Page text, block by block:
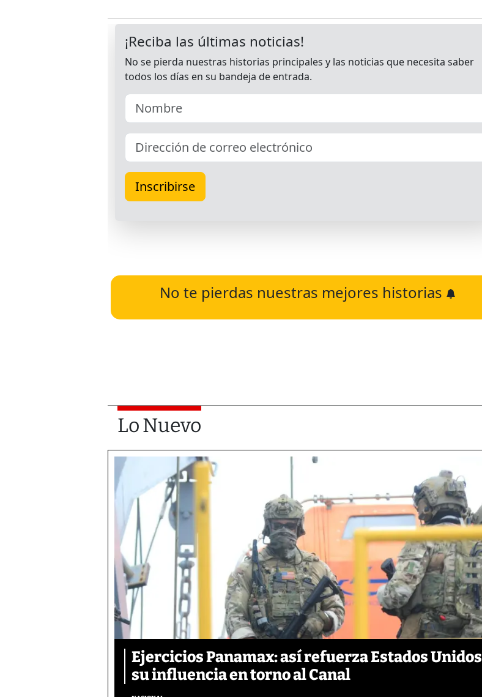
No te pierdas nuestras mejores historias
Lo Nuevo
Ejercicios Panamax: así refuerza Estados Unidos
su influencia en torno al Canal